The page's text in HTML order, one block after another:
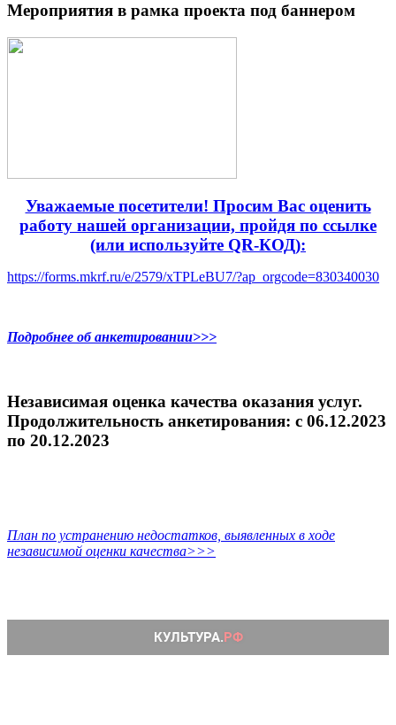
Мероприятия в рамка проекта под баннером
Уважаемые посетители! Просим Вас оценить
работу нашей организации, пройдя по ссылке
(или используйте QR-КОД):
https://forms.mkrf.ru/e/2579/xTPLeBU7/?ap_orgcode=830340030
Подробнее об анкетировании>>>
Независимая оценка качества оказания услуг.
Продолжительность анкетирования: c 06.12.2023
по 20.12.2023
План по устранению недостатков, выявленных в ходе
независимой оценки качества>>>